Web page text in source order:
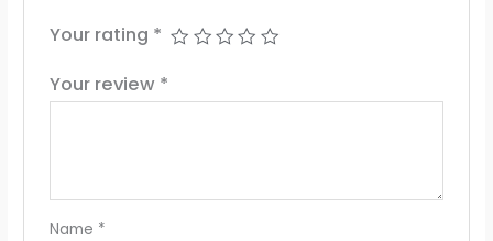
Your rating *
Your review *
Name *